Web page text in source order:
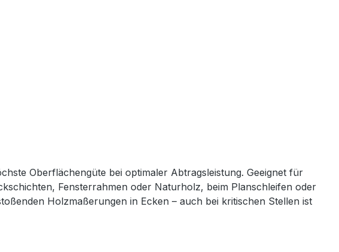
Oberflächengüte bei optimaler Abtragsleistung. Geeignet für
Fensterrahmen oder Naturholz, beim Planschleifen oder
Holzmaßerungen in Ecken – auch bei kritischen Stellen ist